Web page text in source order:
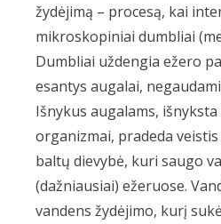
žydėjimą – procesą, kai
mikroskopiniai dumbliai
Dumbliai uždengia ežero
esantys augalai,
Išnykus augalams,
organizmai, pradeda veistis
baltų dievybė, kuri saugo
(dažniausiai) ežeruose.
vandens žydėjimo, kurį